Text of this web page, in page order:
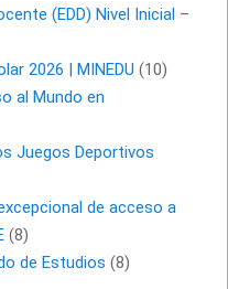
(EDD) Nivel Inicial –
2026 | MINEDU (10)
al Mundo en
Juegos Deportivos
de acceso a
(8)
de Estudios (8)